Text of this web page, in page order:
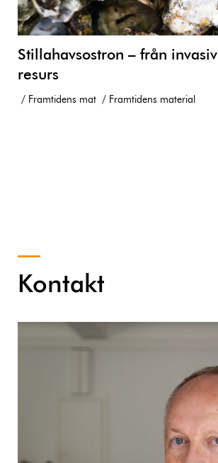
Stillahavsostron – från invasiv
resurs
Framtidens mat Framtidens material
Kontakt